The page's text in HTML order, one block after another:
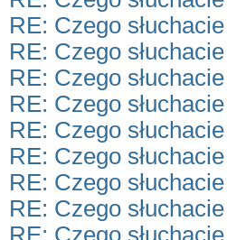
RE: Czego
RE: Czego
RE: Czego
RE: Czego
RE: Czego
RE: Czego
RE: Czego
RE: Czego
RE: Czego